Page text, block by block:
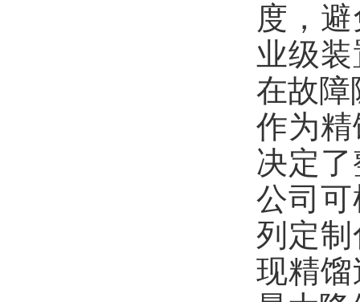
度，
业级
在故障
作为
决定
公司
列定
现精